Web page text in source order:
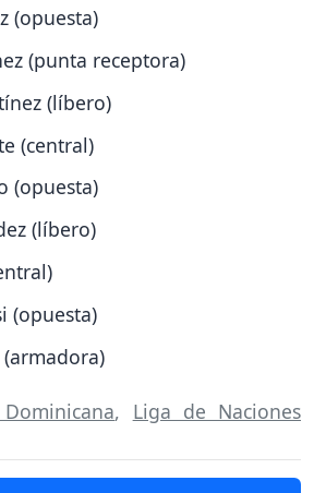
(opuesta)
(punta receptora)
(líbero)
(central)
(opuesta)
(líbero)
(opuesta)
, Liga de Naciones